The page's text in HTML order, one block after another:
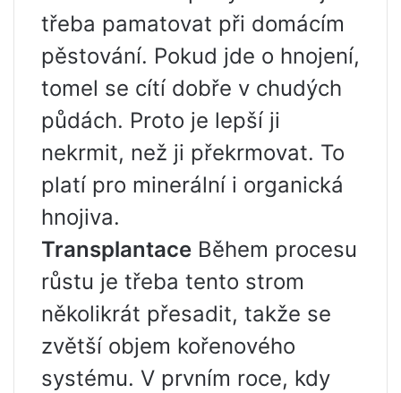
třeba pamatovat při domácím
pěstování. Pokud jde o hnojení,
tomel se cítí dobře v chudých
půdách. Proto je lepší ji
nekrmit, než ji překrmovat. To
platí pro minerální i organická
hnojiva.
Transplantace Během procesu
růstu je třeba tento strom
několikrát přesadit, takže se
zvětší objem kořenového
systému. V prvním roce, kdy